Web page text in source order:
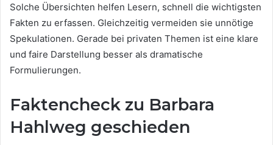
Solche Übersichten helfen Lesern, schnell die wichtigsten
Fakten zu erfassen. Gleichzeitig vermeiden sie unnötige
Spekulationen. Gerade bei privaten Themen ist eine klare
und faire Darstellung besser als dramatische
Formulierungen.
Faktencheck zu Barbara
Hahlweg geschieden